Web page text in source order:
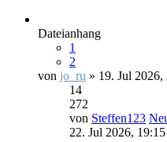
Dateianhang
1
2
von jo_ru » 19. Jul 2026,
14
272
von Steffen123
22. Jul 2026, 19:15